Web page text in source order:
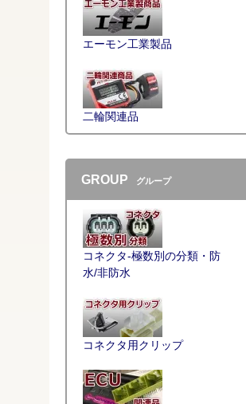
エーモン工業製品
二輪関連品
GROUP グループ
コネクタ-極数別の分類・防
水/非防水
コネクタ用クリップ